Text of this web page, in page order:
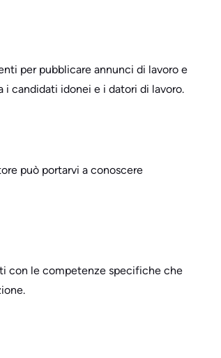
per pubblicare annunci di lavoro e
candidati idonei e i datori di lavoro.
può portarvi a conoscere
con le competenze specifiche che